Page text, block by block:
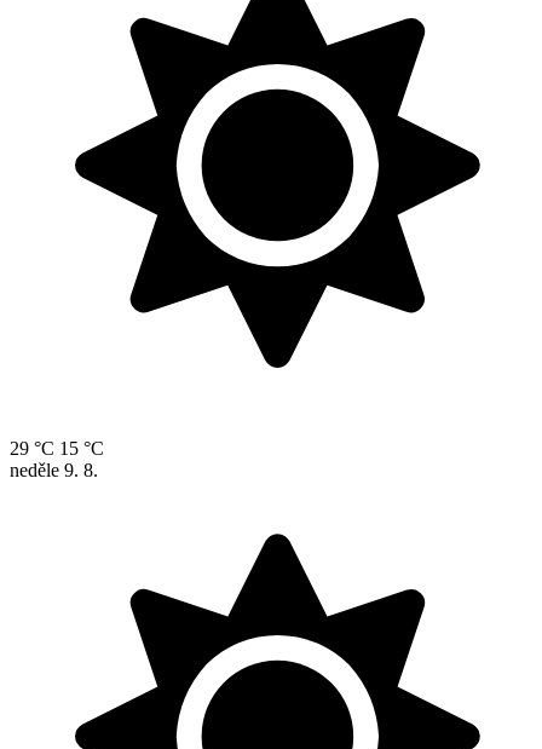
29 °C 15 °C
neděle 9. 8.